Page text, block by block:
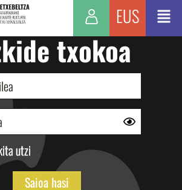
EUS
txokoa
utzi